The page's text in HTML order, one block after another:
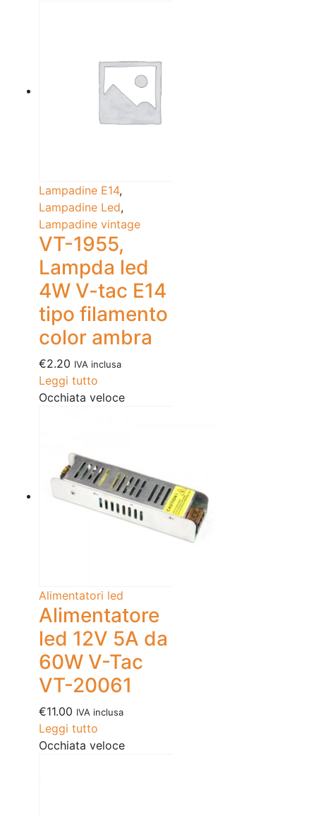
Lampadine E14,
Lampadine Led,
Lampadine vintage
VT-1955,
Lampda led
4W V-tac E14
tipo filamento
color ambra
€2.20 IVA inclusa
Leggi tutto
Occhiata veloce
Alimentatori led
Alimentatore
led 12V 5A da
60W V-Tac
VT-20061
€11.00 IVA inclusa
Leggi tutto
Occhiata veloce